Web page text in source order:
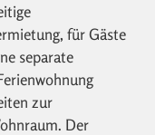
für Gäste
separate
zur
Der